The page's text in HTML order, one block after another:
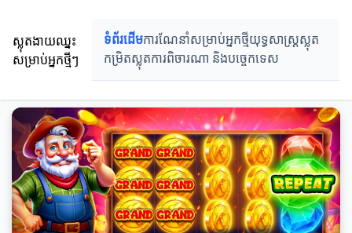
ស្លុតងាយឈ្នះ
សម្រាប់អ្នកថ្មីៗ
ទំព័រដើមការណែនាំសម្រាប់អ្នកថ្មីយុទ្ធសាស្ត្រស្លុត
កម្រិតស្លុតការពិចារណា និងបច្ចេកទេស